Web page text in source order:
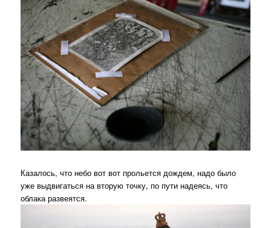
Казалось, что небо вот вот прольется дождем, надо было
уже выдвигаться на вторую точку, по пути надеясь, что
облака развеятся.